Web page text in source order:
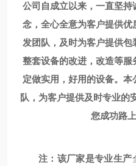
公司自成立以来，一直坚
念，全心全意为客户提供
发团队，及时为客户提供包
整套设备的改进，改造等
定做实用，好用的设备。
队，为客户提供及时专业的
您成功路
注：该厂家是专业生产